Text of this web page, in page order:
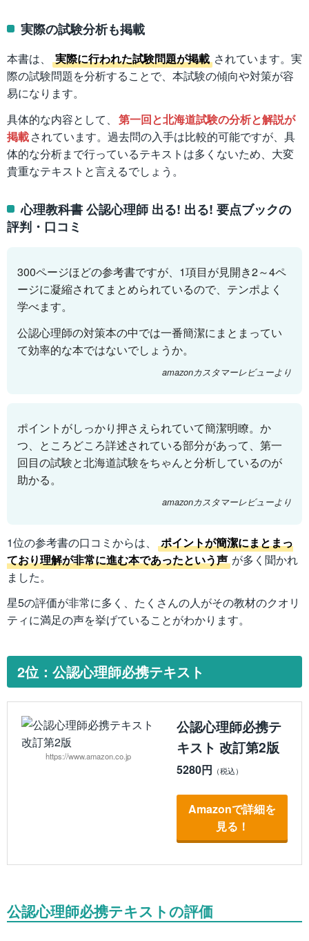
実際の試験分析も掲載
本書は、 実際に行われた試験問題が掲載 されています。実
際の試験問題を分析することで、本試験の傾向や対策が容
易になります。
具体的な内容として、 第一回と北海道試験の分析と解説が
掲載されています。過去問の入手は比較的可能ですが、具
体的な分析まで行っているテキストは多くないため、大変
貴重なテキストと言えるでしょう。
心理教科書 公認心理師 出る! 出る! 要点ブックの
評判・口コミ
300ページほどの参考書ですが、1項目が見開き2～4ペ
ージに凝縮されてまとめられているので、テンポよく
学べます。
公認心理師の対策本の中では一番簡潔にまとまってい
て効率的な本ではないでしょうか。
amazonカスタマーレビューより
ポイントがしっかり押さえられていて簡潔明瞭。か
つ、ところどころ詳述されている部分があって、第一
回目の試験と北海道試験をちゃんと分析しているのが
助かる。
amazonカスタマーレビューより
1位の参考書の口コミからは、
ポイントが簡潔にまとまっ
ており理解が非常に進む本であったという声 が多く聞かれ
ました。
星5の評価が非常に多く、たくさんの人がその教材のクオリ
ティに満足の声を挙げていることがわかります。
2位：公認心理師必携テキスト
https://www.amazon.co.jp
公認心理師必携テ
キスト 改訂第2版
5280円
Amazonで詳細を
見る！
公認心理師必携テキストの評価